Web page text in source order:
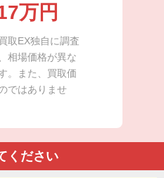
万円
取EX独自に調査
相場価格が異な
。また、買取価
ではありませ
ください